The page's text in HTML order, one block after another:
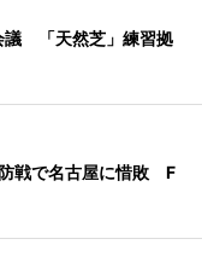
議 「天然芝」練習拠
戦で名古屋に惜敗 F